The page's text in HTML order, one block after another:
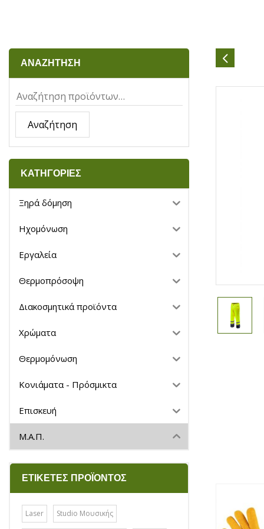
ΑΝΑΖΗΤΗΣΗ
Αναζήτηση
ΚΑΤΗΓΟΡΙΕΣ
Ξηρά δόμηση
Ηχομόνωση
Εργαλεία
Θερμοπρόσοψη
Διακοσμητικά προϊόντα
Χρώματα
Θερμομόνωση
Κονιάματα - Πρόσμικτα
Επισκευή
Μ.Α.Π.
ΕΤΙΚΈΤΕΣ ΠΡΟΪΌΝΤΟΣ
Laser Studio Μουσικής